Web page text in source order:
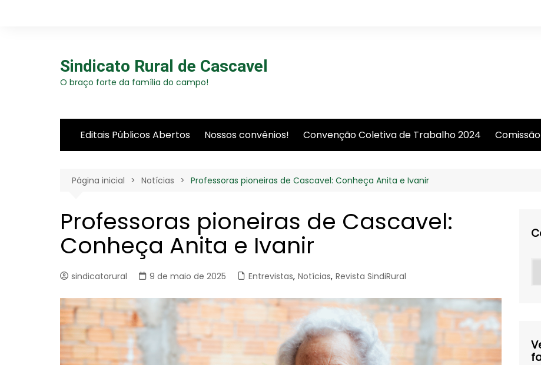
Sindicato Rural de Cascavel
O braço forte da família do campo!
Editais Públicos Abertos Nossos convênios! Convenção Coletiva de Trabalho 2024
Página inicial Notícias Professoras pioneiras de Cascavel: Conheça Anita e Ivanir
Professoras pioneiras de Cascavel:
Conheça Anita e Ivanir
sindicatorural 9 de maio de 2025 Entrevistas, Notícias, Revista SindiRural